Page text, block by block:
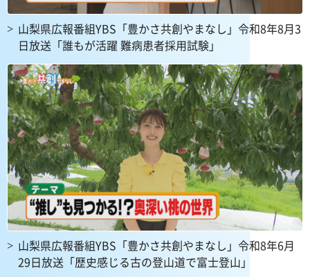
山梨県広報番組YBS「豊かさ共創やまなし」令和8年8月3
日放送「誰もが活躍 難病患者採用試験」
山梨県広報番組YBS「豊かさ共創やまなし」令和8年6月
29日放送「歴史感じる古の登山道で富士登山」